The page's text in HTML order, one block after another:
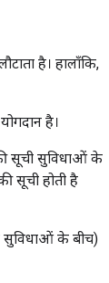
है। हालाँकि,
है।
सूची सुविधाओं के
सूची होती है
सुविधाओं के बीच)